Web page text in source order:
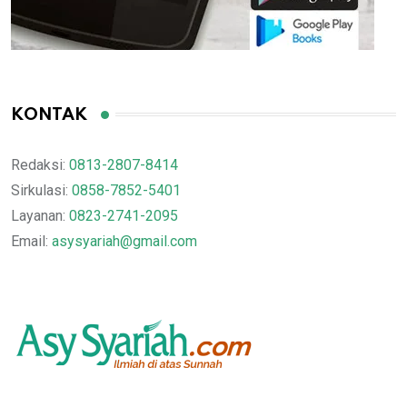
KONTAK
Redaksi: 0813-2807-8414
Sirkulasi: 0858-7852-5401
Layanan: 0823-2741-2095
Email: asysyariah@gmail.com